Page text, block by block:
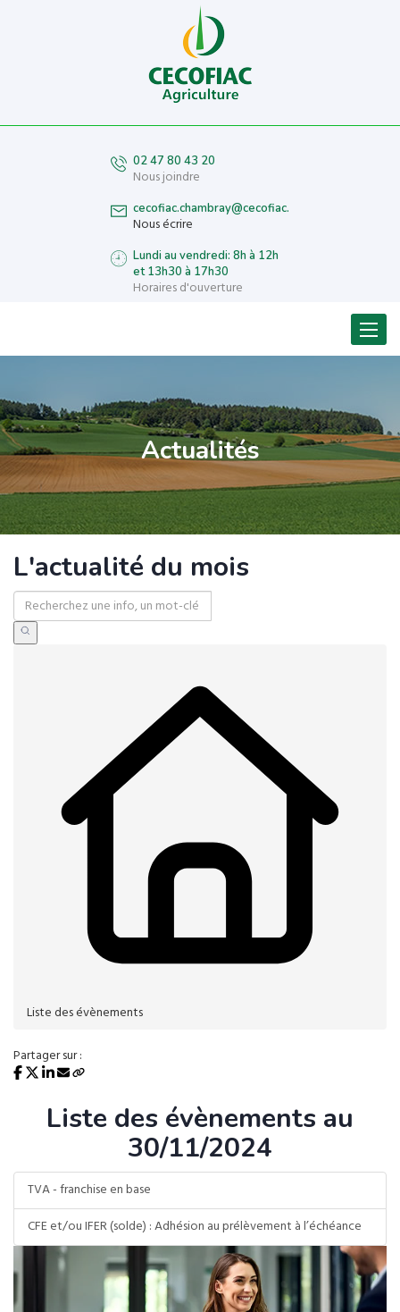
02 47 80 43 20
Nous joindre
cecofiac.chambray@cecofiac.fr
Nous écrire
Lundi au vendredi: 8h à 12h
et 13h30 à 17h30
Horaires d'ouverture
Menu
Actualités
L'actualité du mois
Liste des évènements
Partager sur :
Liste des évènements au
30/11/2024
TVA - franchise en base
CFE et/ou IFER (solde) : Adhésion au prélèvement à l’échéance